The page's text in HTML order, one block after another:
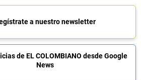
a nuestro newsletter
de EL COLOMBIANO desde Google
News